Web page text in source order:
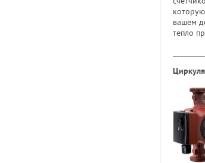
вашем
тепло